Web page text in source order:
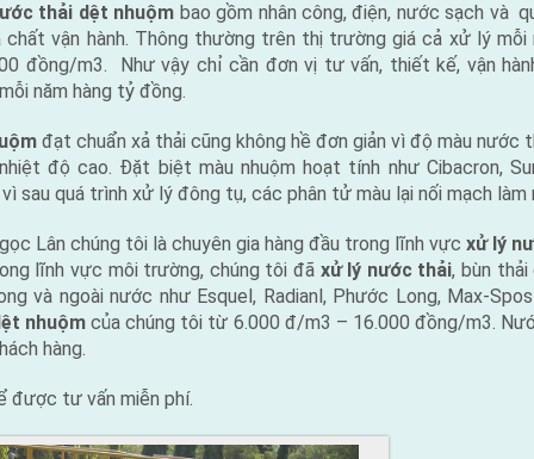
thải dệt nhuộm bao gồm nhân công, điện, nước sạch và
chất vận hành. Thông thường trên thị trường giá cả xử lý
đồng/m3. Như vậy chỉ cần đơn vị tư vấn, thiết kế, vận
năm hàng tỷ đồng.
đạt chuẩn xả thải cũng không hề đơn giản vì độ màu nước
độ cao. Đặt biệt màu nhuộm hoạt tính như Cibacron,
sau quá trình xử lý đông tụ, các phân tử màu lại nối mạch
Lân chúng tôi là chuyên gia hàng đầu trong lĩnh vực xử lý
lĩnh vực môi trường, chúng tôi đã xử lý nước thải, bùn
và ngoài nước như Esquel, Radianl, Phước Long, Max-
nhuộm của chúng tôi từ 6.000 đ/m3 – 16.000 đồng/m3.
hàng.
được tư vấn miễn phí.